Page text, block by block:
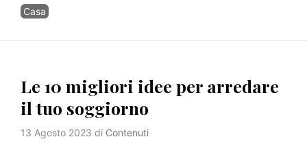
Categorie
Casa
Le 10 migliori idee per arredare
il tuo soggiorno
13 Agosto 2023 di Contenuti